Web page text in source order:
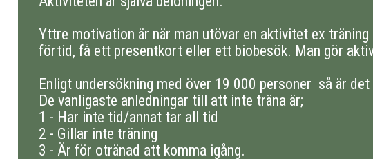
Yttre motivation är när man utövar en aktivitet ex
förtid, få ett presentkort eller ett biobesök. Man gör
Enligt undersökning med över 19 000 personer så är
De vanligaste anledningar till att inte träna är;
1 - Har inte tid/annat tar all tid
2 - Gillar inte träning
3 - Är för otränad att komma igång.